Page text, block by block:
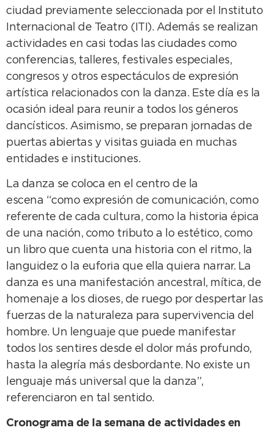
ciudad previamente seleccionada por el Instituto
Internacional de Teatro (ITI). Además se realizan
actividades en casi todas las ciudades como
conferencias, talleres, festivales especiales,
congresos y otros espectáculos de expresión
artística relacionados con la danza. Este día es la
ocasión ideal para reunir a todos los géneros
dancísticos. Asimismo, se preparan jornadas de
puertas abiertas y visitas guiada en muchas
entidades e instituciones.
La danza se coloca en el centro de la
escena “como expresión de comunicación, como
referente de cada cultura, como la historia épica
de una nación, como tributo a lo estético, como
un libro que cuenta una historia con el ritmo, la
languidez o la euforia que ella quiera narrar. La
danza es una manifestación ancestral, mítica, de
homenaje a los dioses, de ruego por despertar las
fuerzas de la naturaleza para supervivencia del
hombre. Un lenguaje que puede manifestar
todos los sentires desde el dolor más profundo,
hasta la alegría más desbordante. No existe un
lenguaje más universal que la danza”,
referenciaron en tal sentido.
Cronograma de la semana de actividades en